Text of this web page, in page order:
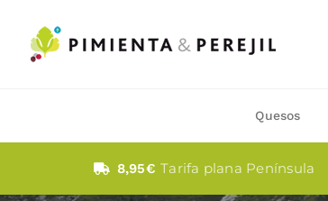
contenido
Quesos
8,95€Tarifa plana Península